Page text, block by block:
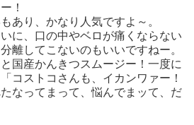
！
あり、かなり人気ですよ～。
に、口の中やベロが痛くならない
離してこないのもいいですねー。
国産かんきつスムージー！一度に
コストコさんも、イカンワァー！
なってまって、悩んでまッて、だ